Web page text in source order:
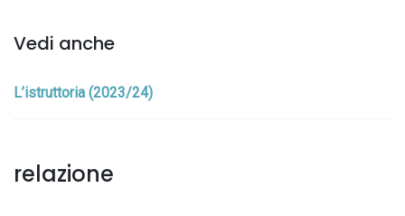
Vedi anche
L’istruttoria (2023/24)
relazione